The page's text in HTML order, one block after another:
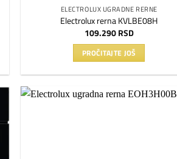
ELECTROLUX UGRADNE RERNE
Electrolux rerna KVLBE08H
109.290RSD
PROČITAJTE JOŠ